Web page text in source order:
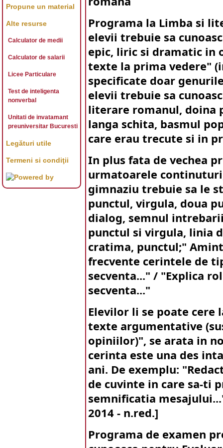
Programa la Limba si
elevii trebuie sa
epic, liric si dramatic in
texte la prima vedere"
specificate doar
elevii trebuie sa
literare romanul, doina
langa schita, basmul
care erau trecute si in
In plus fata de vechea
urmatoarele
gimnaziu trebuie sa le
punctul, virgula, doua
dialog, semnul
punctul si virgula, linia
cratima, punctul;"
frecvente cerintele de
secventa..." / "Explica
secventa..."
Elevilor li se poate cere
texte argumentative
opiniilor)", se arata in
cerinta este una des
ani. De exemplu:
de cuvinte in care sa-ti
semnificatia
2014 - n.red.]
Programa de examen
Propune un material
Alte resurse
Calculator de medii
Calculator de salarii
Licee Particulare
Test de inteligenta
nonverbal
Unitati de invatamant
preuniversitar Bucuresti
Legături utile
Termeni si condiţii